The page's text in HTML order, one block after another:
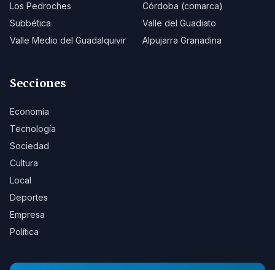
Los Pedroches
Córdoba (comarca)
Subbética
Valle del Guadiato
Valle Medio del Guadalquivir
Alpujarra Granadina
Secciones
Economía
Tecnología
Sociedad
Cultura
Local
Deportes
Empresa
Política